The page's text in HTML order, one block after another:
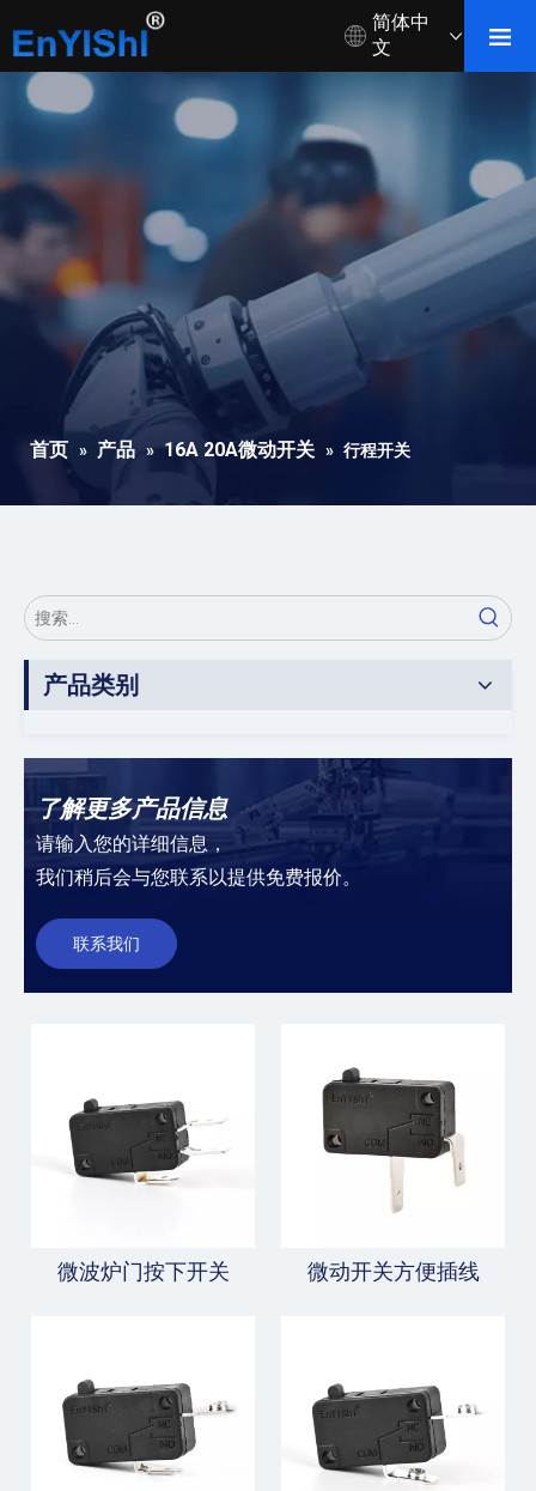
简体中
文
首页 » 产品 » 16A 20A微动开关 » 行程开关
产品类别
了解更多产品信息
请输入您的详细信息，
我们稍后会与您联系以提供免费报价。
联系我们
微波炉门按下开关 微动开关方便插线